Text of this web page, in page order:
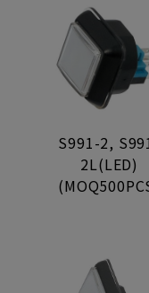
特装ディスプレ
筐体設計・機構
ライフスタイル
一貫生産・組
電源・硬貨計
電源ユニット
電子部品
S991-2,
2L(LED)